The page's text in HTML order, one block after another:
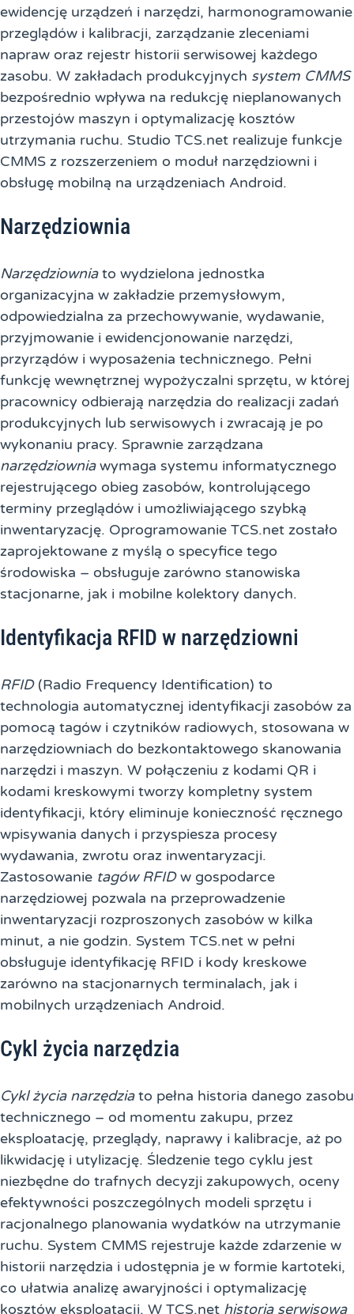
ewidencję urządzeń i narzędzi, harmonogramowanie
przeglądów i kalibracji, zarządzanie zleceniami
napraw oraz rejestr historii serwisowej każdego
zasobu. W zakładach produkcyjnych system CMMS
bezpośrednio wpływa na redukcję nieplanowanych
przestojów maszyn i optymalizację kosztów
utrzymania ruchu. Studio TCS.net realizuje funkcje
CMMS z rozszerzeniem o moduł narzędziowni i
obsługę mobilną na urządzeniach Android.
Narzędziownia
Narzędziowniato wydzielona jednostka
organizacyjna w zakładzie przemysłowym,
odpowiedzialna za przechowywanie, wydawanie,
przyjmowanie i ewidencjonowanie narzędzi,
przyrządów i wyposażenia technicznego. Pełni
funkcję wewnętrznej wypożyczalni sprzętu, w której
pracownicy odbierają narzędzia do realizacji zadań
produkcyjnych lub serwisowych i zwracają je po
wykonaniu pracy. Sprawnie zarządzana
narzędziowniawymaga systemu informatycznego
rejestrującego obieg zasobów, kontrolującego
terminy przeglądów i umożliwiającego szybką
inwentaryzację. Oprogramowanie TCS.net zostało
zaprojektowane z myślą o specyfice tego
środowiska – obsługuje zarówno stanowiska
stacjonarne, jak i mobilne kolektory danych.
Identyfikacja RFID w narzędziowni
RFID(Radio Frequency Identification) to
technologia automatycznej identyfikacji zasobów za
pomocą tagów i czytników radiowych, stosowana w
narzędziowniach do bezkontaktowego skanowania
narzędzi i maszyn. W połączeniu z kodami QR i
kodami kreskowymi tworzy kompletny system
identyfikacji, który eliminuje konieczność ręcznego
wpisywania danych i przyspiesza procesy
wydawania, zwrotu oraz inwentaryzacji.
Zastosowanie tagów RFIDw gospodarce
narzędziowej pozwala na przeprowadzenie
inwentaryzacji rozproszonych zasobów w kilka
minut, a nie godzin. System TCS.net w pełni
obsługuje identyfikację RFID i kody kreskowe
zarówno na stacjonarnych terminalach, jak i
mobilnych urządzeniach Android.
Cykl życia narzędzia
Cykl życia narzędziato pełna historia danego zasobu
technicznego – od momentu zakupu, przez
eksploatację, przeglądy, naprawy i kalibracje, aż po
likwidację i utylizację. Śledzenie tego cyklu jest
niezbędne do trafnych decyzji zakupowych, oceny
efektywności poszczególnych modeli sprzętu i
racjonalnego planowania wydatków na utrzymanie
ruchu. System CMMS rejestruje każde zdarzenie w
historii narzędzia i udostępnia je w formie kartoteki,
co ułatwia analizę awaryjności i optymalizację
kosztów eksploatacji. W TCS.net historia serwisowa